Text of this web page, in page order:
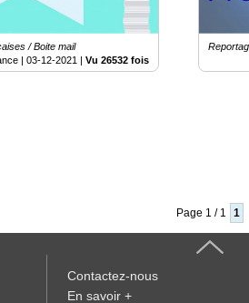
/ Boite mail
|03-12-2021 |Vu 26532 fois
Page 1 / 1 1
Contactez-nous
En savoir +